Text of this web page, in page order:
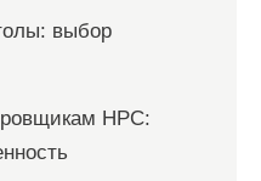
выбор
НРС: